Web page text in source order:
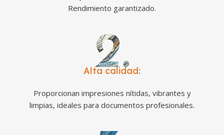
Rendimiento garantizado.
Alta calidad:
Proporcionan impresiones nítidas, vibrantes y
limpias, ideales para documentos profesionales.